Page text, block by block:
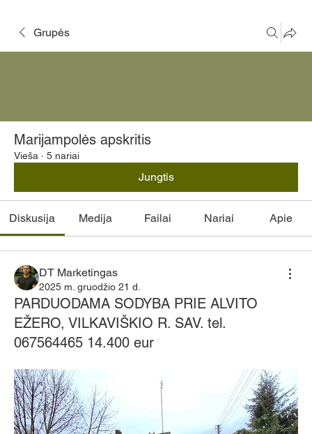
Grupės
Marijampolės apskritis
Vieša · 5 nariai
Jungtis
Diskusija Medija Failai Nariai Apie
DT Marketingas
2025 m. gruodžio 21 d.
PARDUODAMA SODYBA PRIE ALVITO
EŽERO, VILKAVIŠKIO R. SAV. tel.
067564465 14.400 eur